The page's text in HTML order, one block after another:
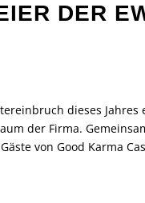
DER
dieses Jahres
der Firma.
von Good Karma